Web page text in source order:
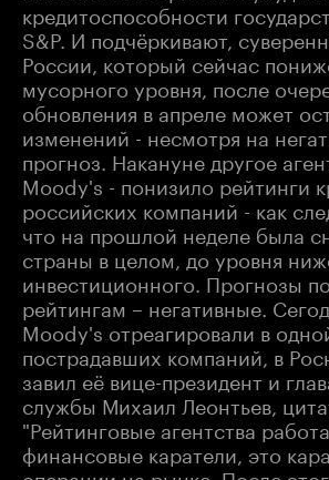
кредитоспособности
S&P. И подчёркивают,
России, который сейчас
мусорного уровня, после
обновления в апреле может
изменений - несмотря на
прогноз. Накануне другое
Moody's - понизило рейтинги
российских компаний - как
что на прошлой неделе была
страны в целом, до уровня
инвестиционного. Прогнозы
рейтингам – негативные.
Moody's отреагировали в
пострадавших компаний, в
завил её вице-президент и
службы Михаил Леонтьев,
"Рейтинговые агентства
финансовые каратели, это